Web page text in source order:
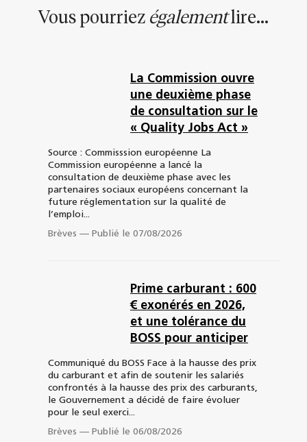
Vous pourriez égalementlire...
La Commission ouvre
une deuxième phase
de consultation sur le
« Quality Jobs Act »
Source : Commisssion européenne La
Commission européenne a lancé la
consultation de deuxième phase avec les
partenaires sociaux européens concernant la
future réglementation sur la qualité de
l’emploi...
Brèves — Publié le 07/08/2026
Prime carburant : 600
€ exonérés en 2026,
et une tolérance du
BOSS pour anticiper
Communiqué du BOSS Face à la hausse des prix
du carburant et afin de soutenir les salariés
confrontés à la hausse des prix des carburants,
le Gouvernement a décidé de faire évoluer
pour le seul exerci...
Brèves — Publié le 06/08/2026